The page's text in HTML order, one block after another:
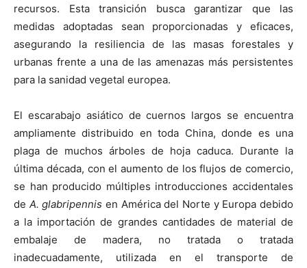
recursos. Esta transición busca garantizar que las
medidas adoptadas sean proporcionadas y eficaces,
asegurando la resiliencia de las masas forestales y
urbanas frente a una de las amenazas más persistentes
para la sanidad vegetal europea.
El escarabajo asiático de cuernos largos se encuentra
ampliamente distribuido en toda China, donde es una
plaga de muchos árboles de hoja caduca. Durante la
última década, con el aumento de los flujos de comercio,
se han producido múltiples introducciones accidentales
de A. glabripennisen América del Norte y Europa debido
a la importación de grandes cantidades de material de
embalaje de madera, no tratada o tratada
inadecuadamente, utilizada en el transporte de